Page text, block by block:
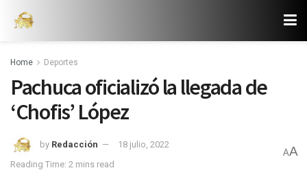
Home Deportes
Pachuca oficializó la llegada de
‘Chofis’ López
by Redacción
18 julio, 2022
Reading Time: 2 mins read
AA